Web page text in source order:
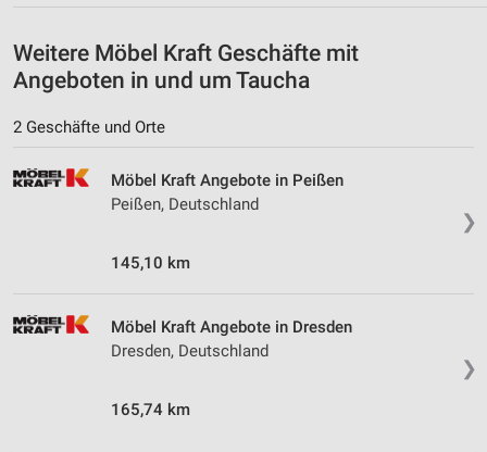
Weitere Möbel Kraft Geschäfte mit
Angeboten in und um Taucha
2 Geschäfte und Orte
❯
Möbel Kraft Angebote in Peißen
Peißen, Deutschland
145,10 km
❯
Möbel Kraft Angebote in Dresden
Dresden, Deutschland
165,74 km